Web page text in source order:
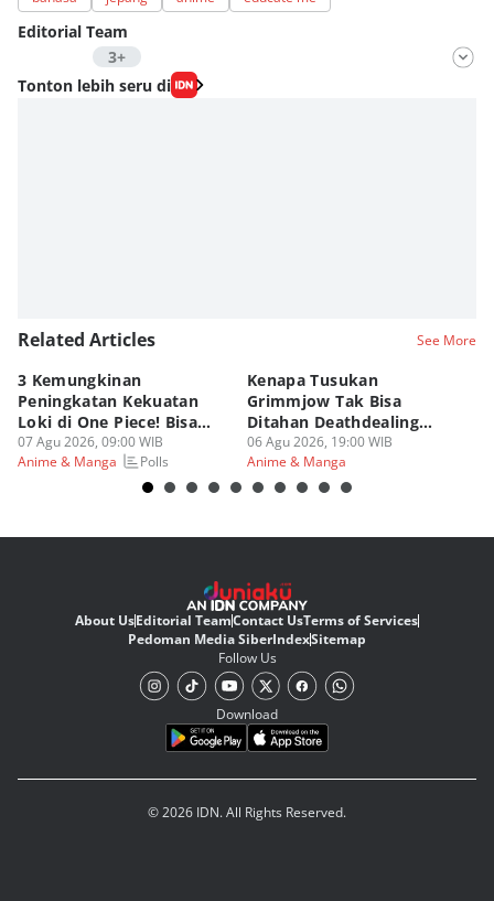
Editorial Team
3+
Editor
Nadia Agatha Pramesthi
Tonton lebih seru di
Related Articles See More
3 Kemungkinan
Peningkatan Kekuatan
Loki di One Piece! Bisa
Lebih OP?
07 Agu 2026, 09:00 WIB
Anime & Manga
Polls
Kenapa Tusukan
Grimmjow Tak Bisa
Ditahan Deathdealing
Askin Bleach?
06 Agu 2026, 19:00 WIB
Anime & Manga
About UsEditorial TeamContact UsTerms of Services
Pedoman Media SiberIndexSitemap
Follow Us
Download
© 2026 IDN. All Rights Reserved.